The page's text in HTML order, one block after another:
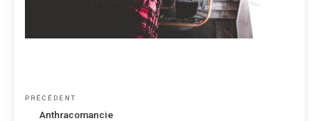
Navigation
Article
précédent
PRÉCÉDENT
Anthracomancie